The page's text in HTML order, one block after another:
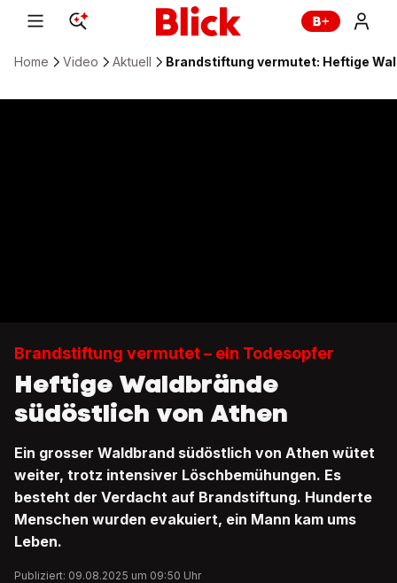
Home Video Aktuell Brandstiftung vermutet: Heftige
Brandstiftung vermutet – ein Todesopfer
Heftige Waldbrände
südöstlich von Athen
Ein grosser Waldbrand südöstlich von Athen wütet
weiter, trotz intensiver Löschbemühungen. Es
besteht der Verdacht auf Brandstiftung. Hunderte
Menschen wurden evakuiert, ein Mann kam ums
Leben.
Publiziert: 09.08.2025 um 09:50 Uhr